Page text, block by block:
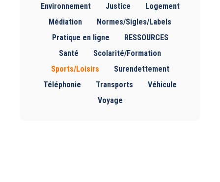
Environnement
Justice
Logement
Médiation
Normes/Sigles/Labels
Pratique en ligne
RESSOURCES
Santé
Scolarité/Formation
Sports/Loisirs
Surendettement
Téléphonie
Transports
Véhicule
Voyage